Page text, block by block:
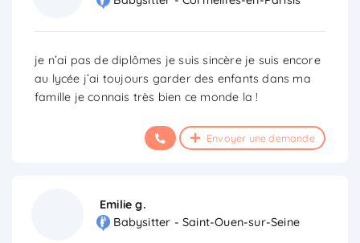
je n’ai pas de diplômes je suis sincère je suis encore
au lycée j’ai toujours garder des enfants dans ma
famille je connais très bien ce monde la !
Envoyer une demande
Emilie g.
Babysitter - Saint-Ouen-sur-Seine